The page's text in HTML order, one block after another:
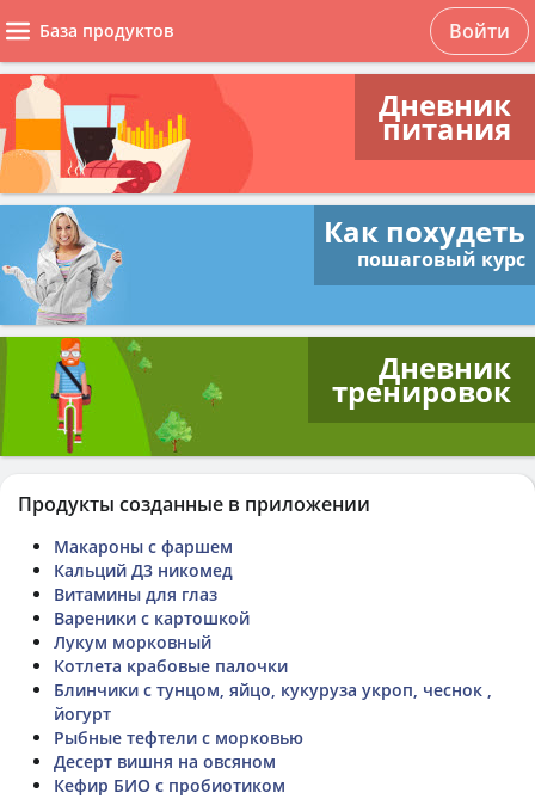
База продуктов Войти
Дневник
питания
Как похудеть
пошаговый курс
Дневник
тренировок
Продукты созданные в приложении
Макароны с фаршем
Кальций Д3 никомед
Витамины для глаз
Вареники с картошкой
Лукум морковный
Котлета крабовые палочки
Блинчики с тунцом, яйцо, кукуруза укроп, чеснок ,
йогурт
Рыбные тефтели с морковью
Десерт вишня на овсяном
Кефир БИО с пробиотиком